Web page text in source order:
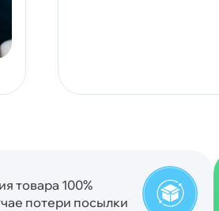
товара 100%
потери посылки